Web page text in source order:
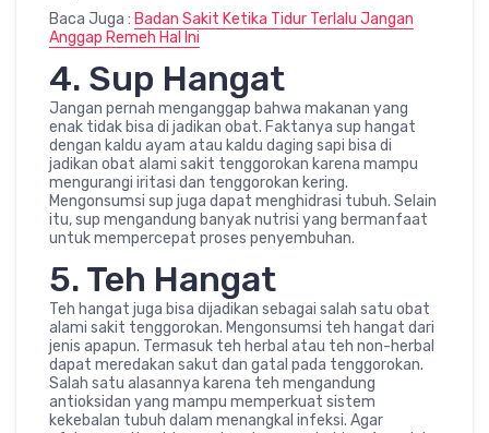
Baca Juga : Badan Sakit Ketika Tidur Terlalu Jangan
Anggap Remeh Hal Ini
4. Sup Hangat
Jangan pernah menganggap bahwa makanan yang
enak tidak bisa di jadikan obat. Faktanya sup hangat
dengan kaldu ayam atau kaldu daging sapi bisa di
jadikan obat alami sakit tenggorokan karena mampu
mengurangi iritasi dan tenggorokan kering.
Mengonsumsi sup juga dapat menghidrasi tubuh. Selain
itu, sup mengandung banyak nutrisi yang bermanfaat
untuk mempercepat proses penyembuhan.
5. Teh Hangat
Teh hangat juga bisa dijadikan sebagai salah satu obat
alami sakit tenggorokan. Mengonsumsi teh hangat dari
jenis apapun. Termasuk teh herbal atau teh non-herbal
dapat meredakan sakut dan gatal pada tenggorokan.
Salah satu alasannya karena teh mengandung
antioksidan yang mampu memperkuat sistem
kekebalan tubuh dalam menangkal infeksi. Agar